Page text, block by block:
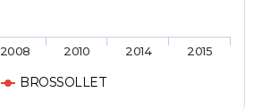
BROSSOLLET
2008 2010 2014 2015